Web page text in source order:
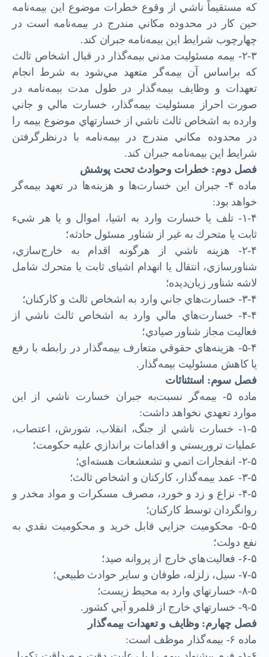
كه مستقيماً ناشي از وقوع خطرات موضوع اين بيمه‌نامه
حين كار در محدوده مكاني مندرج در بيمه‌نامه است در
چهارچوب شرايط اين بيمه‌نامه جبران کند.
۲-۳- بيمه مسئوليت مدني بيمه‌گذار در قبال اشخاص ثالث
كه بر‌‌اساس آن بيمه‌گر متعهد ‌مي‌شود به شرط انجام
تعهدات و وظايف بيمه‌گذار در طول مدت بيمه‌نامه در
صورت احراز مسئوليت بيمه‌گذار، خسارت مالي و جاني
وارده به اشخاص ثالث ناشي از خسارت­هاي موضوع بيمه را
در محدوده مكاني مندرج در بيمه‌نامه با در‌نظر‌گرفتن
شرايط اين بيمه‌نامه جبران کند.
فصل دوم: خطرات وحوادث تحت پوشش
ماده ۴- جبران این خسارت‌ها و هزينه‌ها در تعهد بيمه‌گر
خواهد بود:
۱-۴- تلف يا خسارت وارد به اشيا، اموال و يا هر شيء
ثابت يا متحرك به غير از شناور مسئول حادثه؛
۲-۴- هزينه ناشي از هر‌گونه اقدام به خارج‌سازي،
شناورسازي، انتقال يا انهدام اشيای ثابت يا متحرك شامل
لاشه شناور زيان‌ديده؛
۳-۴- خسارت‌هاي جاني وارد به اشخاص ثالث و كاركنان؛
۴-۴- خسارت‌هاي مالي وارد به اشخاص ثالث ناشي از
فعاليت مجاز شناور صيادي؛
۵-۴- هزينه‌هاي حقوقي متعارف بيمه‌گذار در رابطه با رفع
يا كاهش مسئوليت بيمه‌گذار.
فصل سوم: استثنائات
ماده ۵- بيمه‌گر نسبت‌به جبران خسارت ناشي از این
موارد تعهدي نخواهد داشت:
۱-۵- خسارت ناشي از جنگ، انقلاب، شورش، اعتصاب،
عمليات تروريستي و اقدامات براندازي عليه حكومت؛
۲-۵- انفجارات اتمي و تشعشعات هسته‌اي؛
۳-۵- عمد بيمه‌گذار، كاركنان و اشخاص ثالث؛
۴-۵- نزاع و زد و خورد، مصرف مسكرات و مواد مخدر و
روانگردان توسط كاركنان؛
۵-۵- محكوميت جزايي قابل خريد و محكوميت نقدي به
نفع دولت؛
۶-۵- فعاليت‌هاي خارج از پروانه صيد؛
۷-۵- سيل، زلزله، طوفان و ساير حوادث طبيعي؛
۸-۵- خسارت­هاي وارد به محيط زيست؛
۹-۵- خسارت­هاي خارج از قلمرو آبي كشور.
فصل چهارم: وظايف و تعهدات بيمه‌گذار
ماده ۶- بيمه‌گذار موظف است: